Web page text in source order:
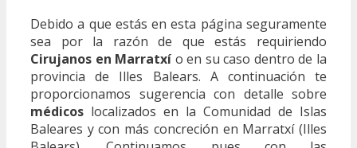
Debido a que estás en esta página seguramente
sea por la razón de que estás requiriendo
Cirujanos en Marratxí o en su caso dentro de la
provincia de Illes Balears. A continuación te
proporcionamos sugerencia con detalle sobre
médicos localizados en la Comunidad de Islas
Baleares y con más concreción en Marratxí (Illes